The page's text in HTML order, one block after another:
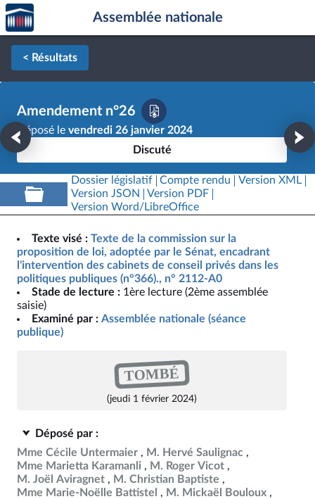
Aller au contenu
Aller en bas de la page
Accèder
à la
page
d'accueil
Assemblée nationale
< Résultats
Amendement n°26
Déposé le vendredi 26 janvier 2024
Discuté
Dossier législatif Compte rendu
Version XML
Version JSON
Version PDF
Version Word/LibreOffice
Texte visé : Texte de la commission sur la
proposition de loi, adoptée par le Sénat, encadrant
l'intervention des cabinets de conseil privés dans les
politiques publiques (n°366)., n° 2112-A0
Stade de lecture : 1ère lecture (2ème assemblée
saisie)
Examiné par : Assemblée nationale (séance
publique)
TOMBÉ
(jeudi 1 février 2024)
Déposé par :
Mme Cécile Untermaier
M. Hervé Saulignac
Mme Marietta Karamanli
M. Roger Vicot
M. Joël Aviragnet
M. Christian Baptiste
Mme Marie-Noëlle Battistel
M. Mickaël Bouloux